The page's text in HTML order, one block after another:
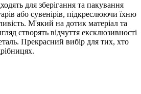
для зберігання та пакування
або сувенірів, підкреслюючи їхню
М'який на дотик матеріал та
створять відчуття ексклюзивності
Прекрасний вибір для тих, хто